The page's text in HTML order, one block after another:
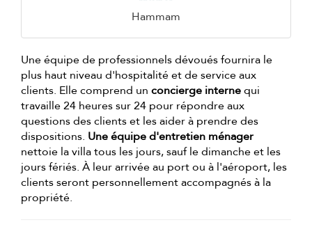
Hammam
Une équipe de professionnels dévoués fournira le
plus haut niveau d'hospitalité et de service aux
clients. Elle comprend un concierge internequi
travaille 24 heures sur 24 pour répondre aux
questions des clients et les aider à prendre des
dispositions. Une équipe d'entretien ménager
nettoie la villa tous les jours, sauf le dimanche et les
jours fériés. À leur arrivée au port ou à l'aéroport, les
clients seront personnellement accompagnés à la
propriété.